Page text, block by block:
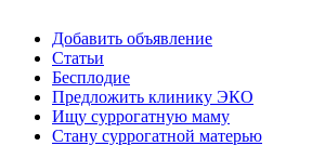
Добавить объявление
Статьи
Бесплодие
Предложить клинику ЭКО
Ищу суррогатную маму
Стану суррогатной матерью